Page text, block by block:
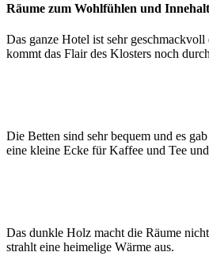
Räume zum Wohlfühlen und
Das ganze Hotel ist sehr
kommt das Flair des Klosters noch
Die Betten sind sehr bequem und es
eine kleine Ecke für Kaffee und Tee
Das dunkle Holz macht die Räume
strahlt eine heimelige Wärme aus.